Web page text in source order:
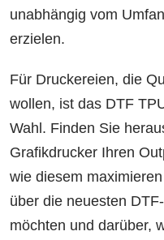
unabhängig vom
erzielen.
Für Druckereien, die
wollen, ist das DTF
Wahl. Finden Sie
Grafikdrucker Ihren
wie diesem
über die neuesten
möchten und darüber,